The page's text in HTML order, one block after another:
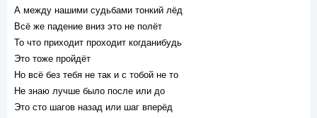
А между нашими судьбами тонкий лёд
Всё же падение вниз это не полёт
То что приходит проходит когданибудь
Это тоже пройдёт
Но всё без тебя не так и с тобой не то
Не знаю лучше было после или до
Это сто шагов назад или шаг вперёд